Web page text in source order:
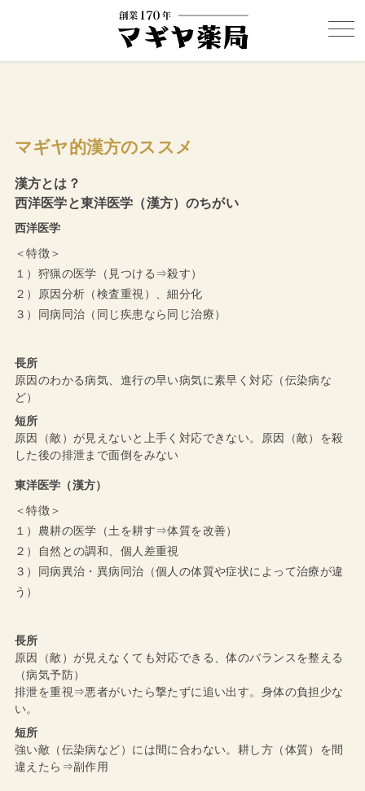
マギヤ的漢方のススメ
漢方とは？
西洋医学と東洋医学（漢方）のちがい
西洋医学
＜特徴＞
１）狩猟の医学（見つける⇒殺す）
２）原因分析（検査重視）、細分化
３）同病同治（同じ疾患なら同じ治療）
長所
原因のわかる病気、進行の早い病気に素早く対応（伝染病な
ど）
短所
原因（敵）が見えないと上手く対応できない。原因（敵）を殺
した後の排泄まで面倒をみない
東洋医学（漢方）
＜特徴＞
１）農耕の医学（土を耕す⇒体質を改善）
２）自然との調和、個人差重視
３）同病異治・異病同治（個人の体質や症状によって治療が違
う）
長所
原因（敵）が見えなくても対応できる、体のバランスを整える
（病気予防）
排泄を重視⇒悪者がいたら撃たずに追い出す。身体の負担少な
い。
短所
強い敵（伝染病など）には間に合わない。耕し方（体質）を間
違えたら⇒副作用